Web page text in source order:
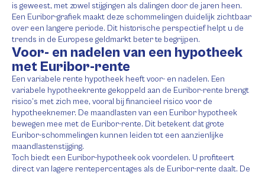
is geweest, met zowel stijgingen als dalingen door de jaren heen.
Een Euribor-grafiek maakt deze schommelingen duidelijk zichtbaar
over een langere periode. Dit historische perspectief helpt u de
trends in de Europese geldmarkt beter te begrijpen.
Voor- en nadelen van een hypotheek
met Euribor-rente
Een variabele rente hypotheek heeft voor- en nadelen. Een
variabele hypotheekrente gekoppeld aan de Euribor-rente brengt
risico’s met zich mee, vooral bij financieel risico voor de
hypotheeknemer. De maandlasten van een Euribor hypotheek
bewegen mee met de Euribor-rente. Dit betekent dat grote
Euribor-schommelingen kunnen leiden tot een aanzienlijke
maandlastenstijging.
Toch biedt een Euribor-hypotheek ook voordelen. U profiteert
direct van lagere rentepercentages als de Euribor-rente daalt. De